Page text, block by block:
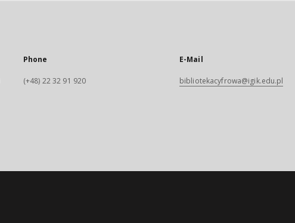
Phone
(+48) 22 32 91 920
E-Mail
bibliotekacyfrowa@igik.edu.pl